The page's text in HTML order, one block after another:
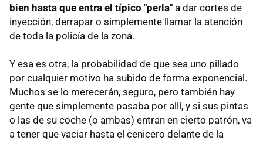
bien hasta que entra el típico "perla" a dar cortes de
inyección, derrapar o simplemente llamar la atención
de toda la policía de la zona.
Y esa es otra, la probabilidad de que sea uno pillado
por cualquier motivo ha subido de forma exponencial.
Muchos se lo merecerán, seguro, pero también hay
gente que simplemente pasaba por allí, y si sus pintas
o las de su coche (o ambas) entran en cierto patrón, va
a tener que vaciar hasta el cenicero delante de la